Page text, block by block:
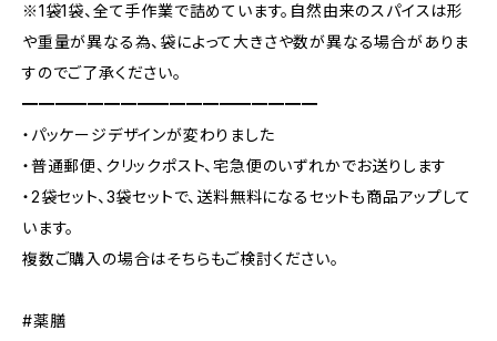
※1袋1袋、全て手作業で詰めています。自然由来のスパイスは形
や重量が異なる為、袋によって大きさや数が異なる場合がありま
すのでご了承ください。
━━━━━━━━━━━━━━━━━━
・パッケージデザインが変わりました
・普通郵便、クリックポスト、宅急便のいずれかでお送りします
・2袋セット、3袋セットで、送料無料になるセットも商品アップして
います。
複数ご購入の場合はそちらもご検討ください。
#薬膳